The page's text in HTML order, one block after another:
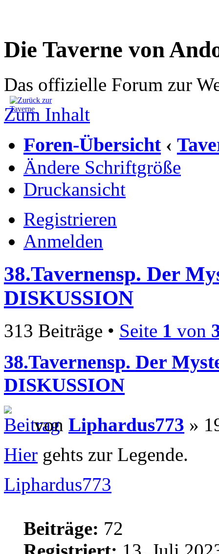
Die Taverne von
Das offizielle Forum zur
Zum Inhalt
Foren-Übersicht ‹
Ändere Schriftgröße
Druckansicht
Registrieren
Anmelden
38.Tavernensp. Der
DISKUSSION
313 Beiträge • Seite 1 von
38.Tavernensp. Der
DISKUSSION
von Liphardus773 »
Hier gehts zur Legende.
Liphardus773
Beiträge: 72